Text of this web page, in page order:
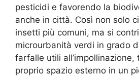
pesticidi e favorendo la
anche in città. Così non solo
insetti più comuni, ma si
microurbanità verdi in grado
farfalle utili all’impollinazione,
proprio spazio esterno in un